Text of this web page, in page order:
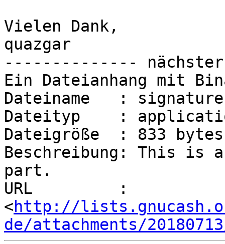
Vielen Dank,
quazgar
--------------
Ein Dateianhang mit
Dateiname   :
Dateityp    :
Dateigröße  : 833 bytes
Beschreibung: This is
part.
URL         :
<http://
de/attachments/